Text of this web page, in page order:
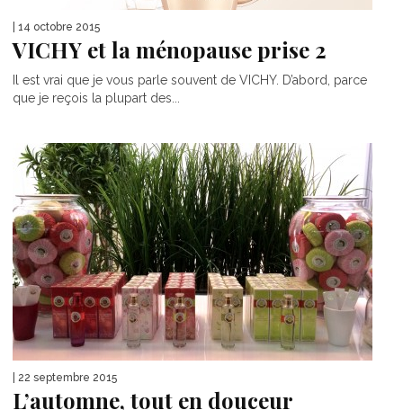
| 14 octobre 2015
VICHY et la ménopause prise 2
Il est vrai que je vous parle souvent de VICHY. D’abord, parce
que je reçois la plupart des...
| 22 septembre 2015
L’automne, tout en douceur